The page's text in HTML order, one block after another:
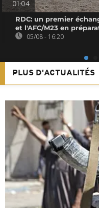
01:04
RDC: un premier
et l'AFC/M23 en
05/08 - 16:20
PLUS D'ACTUALITÉS